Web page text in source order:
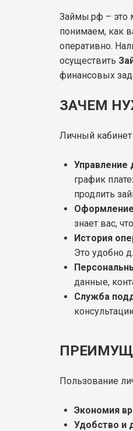
Займы.рф – это
понимаем, как
оперативно.
осуществить
финансовых
ЗАЧЕМ
Личный
график
продлить
знает вас,
История
Это удобно
данные,
Служба
Пользование
Экономия
Удобство и